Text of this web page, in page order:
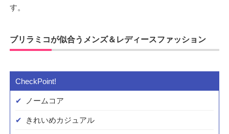
す。
ブリラミコが似合うメンズ＆レディースファッション
ノームコア
きれいめカジュアル